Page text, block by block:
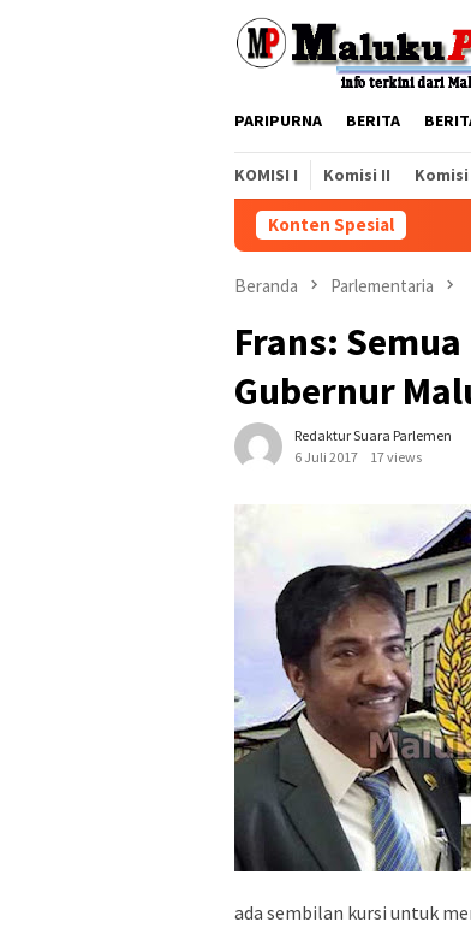
PARIPURNA BERITA
KOMISI I Komisi II Komisi
Konten Spesial
Beranda Parlementaria
Frans:
Gubernur
Redaktur Suara Parlemen
6 Juli 2017
17 views
ada sembilan kursi untuk